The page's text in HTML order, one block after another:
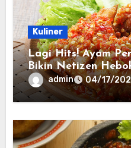
Kuliner
Lagi Hits! Ayam
Bikin Netizen
admin 04/17/